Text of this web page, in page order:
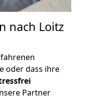
nach Loitz
oder dass ihre
Partner